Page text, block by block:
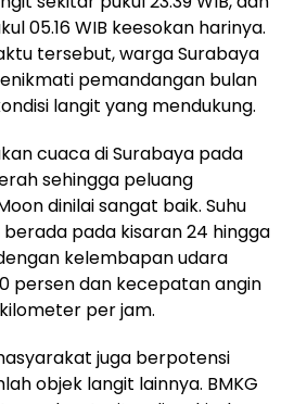
05.16 WIB keesokan harinya.
tersebut, warga Surabaya
pemandangan bulan
langit yang mendukung.
cuaca di Surabaya pada
sehingga peluang
dinilai sangat baik. Suhu
pada kisaran 24 hingga
kelembapan udara
persen dan kecepatan angin
per jam.
juga berpotensi
objek langit lainnya. BMKG